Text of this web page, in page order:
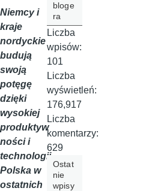
Niemcy i
kraje
nordyckie
budują
swoją
potęgę
dzięki
wysokiej
produktyw
ności i
technologii.
Polska w
ostatnich
bloge
ra
Liczba
wpisów:
101
Liczba
wyświetleń:
176,917
Liczba
komentarzy:
629
Ostat
nie
wpisy